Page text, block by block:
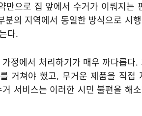
만으로 집 앞에서 수거가 이뤄지는
의 지역에서 동일한 방식으로 시
다.
정에서 처리하기가 매우 까다롭다
거쳐야 했고, 무거운 제품을 직접
서비스는 이러한 시민 불편을 해